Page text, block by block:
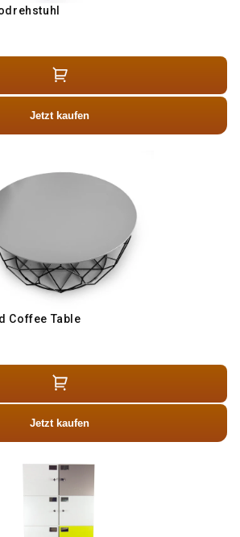
Jetzt kaufen
Coffee Table
Jetzt kaufen